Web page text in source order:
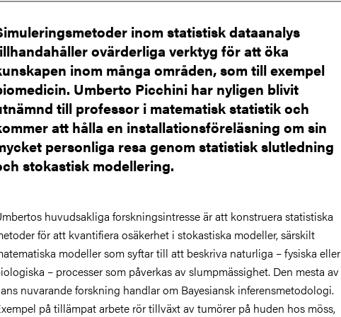
inom statistisk dataanalys
ovärderliga verktyg för att öka
inom många områden, som till exempel
Umberto Picchini har nyligen blivit
till professor i matematisk statistik och
att hålla en installationsföreläsning om sin
personliga resa genom statistisk slutledning
stokastisk modellering.
huvudsakliga forskningsintresse är att konstruera statistiska
för att kvantifiera osäkerhet i stokastiska modeller, särskilt
modeller som syftar till att beskriva naturliga – fysiska eller
– processer som påverkas av slumpmässighet. Den mesta av
nuvarande forskning handlar om Bayesiansk inferensmetodologi.
på tillämpat arbete rör tillväxt av tumörer på huden hos möss,